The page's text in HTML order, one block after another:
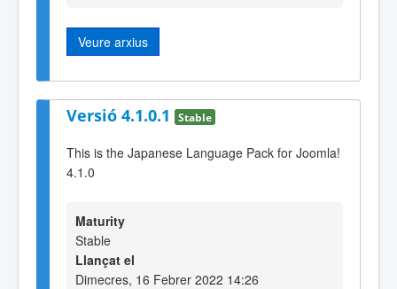
Veure arxius
Versió 4.1.0.1 Stable
This is the Japanese Language Pack for Joomla!
4.1.0
Maturity
Stable
Llançat el
Dimecres, 16 Febrer 2022 14:26